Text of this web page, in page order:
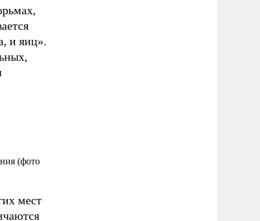
и яиц».
(фото
мест